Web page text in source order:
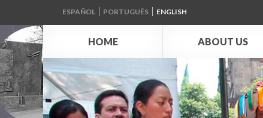
ESPAÑOL ENGLISH
PORTUGUÊS
HOME
ABOUT US